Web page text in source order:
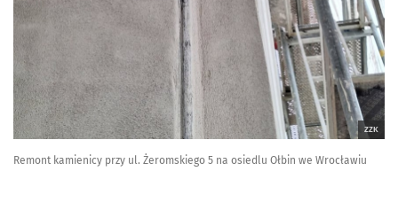
ZZK
Remont kamienicy przy ul. Żeromskiego 5 na osiedlu Ołbin we Wrocławiu